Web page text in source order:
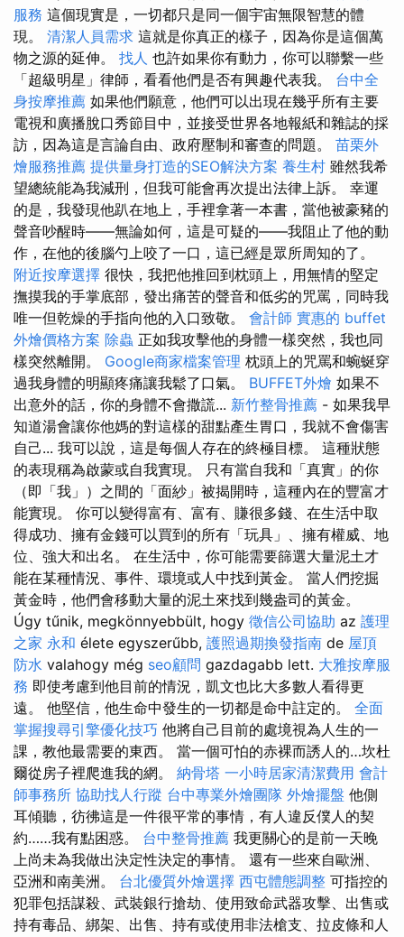
服務 這個現實是，一切都只是同一個宇宙無限智慧的體
現。 清潔人員需求 這就是你真正的樣子，因為你是這個萬
物之源的延伸。 找人 也許如果你有動力，你可以聯繫一些
「超級明星」律師，看看他們是否有興趣代表我。 台中全
身按摩推薦 如果他們願意，他們可以出現在幾乎所有主要
電視和廣播脫口秀節目中，並接受世界各地報紙和雜誌的採
訪，因為這是言論自由、政府壓制和審查的問題。 苗栗外
燴服務推薦 提供量身打造的SEO解決方案 養生村 雖然我希
望總統能為我減刑，但我可能會再次提出法律上訴。 幸運
的是，我發現他趴在地上，手裡拿著一本書，當他被豪豬的
聲音吵醒時——無論如何，這是可疑的——我阻止了他的動
作，在他的後腦勺上咬了一口，這已經是眾所周知的了。
附近按摩選擇 很快，我把他推回到枕頭上，用無情的堅定
撫摸我的手掌底部，發出痛苦的聲音和低劣的咒罵，同時我
唯一但乾燥的手指向他的入口致敬。 會計師 實惠的 buffet
外燴價格方案 除蟲 正如我攻擊他的身體一樣突然，我也同
樣突然離開。 Google商家檔案管理 枕頭上的咒罵和蜿蜒穿
過我身體的明顯疼痛讓我鬆了口氣。 BUFFET外燴 如果不
出意外的話，你的身體不會撒謊... 新竹整骨推薦 - 如果我早
知道湯會讓你他媽的對這樣的甜點產生胃口，我就不會傷害
自己... 我可以說，這是每個人存在的終極目標。 這種狀態
的表現稱為啟蒙或自我實現。 只有當自我和「真實」的你
（即「我」）之間的「面紗」被揭開時，這種內在的豐富才
能實現。 你可以變得富有、富有、賺很多錢、在生活中取
得成功、擁有金錢可以買到的所有「玩具」、擁有權威、地
位、強大和出名。 在生活中，你可能需要篩選大量泥土才
能在某種情況、事件、環境或人中找到黃金。 當人們挖掘
黃金時，他們會移動大量的泥土來找到幾盎司的黃金。
Úgy tűnik, megkönnyebbült, hogy 徵信公司協助 az 護理
之家 永和 élete egyszerűbb, 護照過期換發指南 de 屋頂
防水 valahogy még seo顧問 gazdagabb lett. 大雅按摩服
務 即使考慮到他目前的情況，凱文也比大多數人看得更
遠。 他堅信，他生命中發生的一切都是命中註定的。 全面
掌握搜尋引擎優化技巧 他將自己目前的處境視為人生的一
課，教他最需要的東西。 當一個可怕的赤裸而誘人的…坎杜
爾從房子裡爬進我的網。 納骨塔 一小時居家清潔費用 會計
師事務所 協助找人行蹤 台中專業外燴團隊 外燴擺盤 他側
耳傾聽，彷彿這是一件很平常的事情，有人違反僕人的契
約……我有點困惑。 台中整骨推薦 我更關心的是前一天晚
上尚未為我做出決定性決定的事情。 還有一些來自歐洲、
亞洲和南美洲。 台北優質外燴選擇 西屯體態調整 可指控的
犯罪包括謀殺、武裝銀行搶劫、使用致命武器攻擊、出售或
持有毒品、綁架、出售、持有或使用非法槍支、拉皮條和人